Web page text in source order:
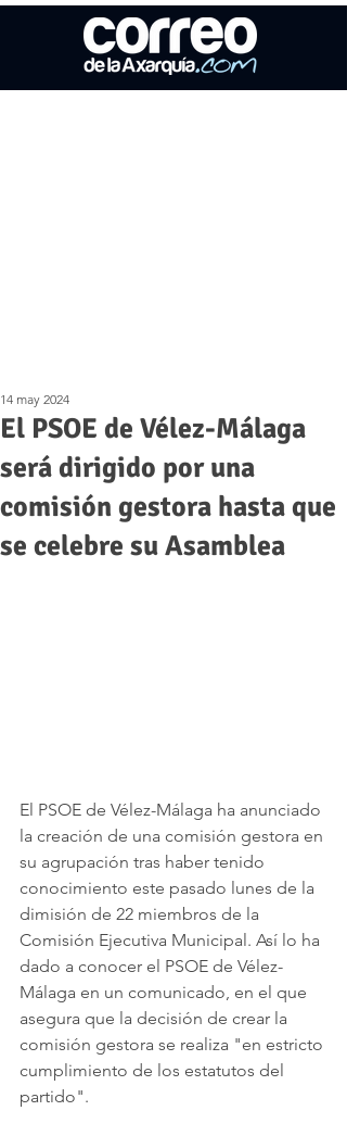
El PSOE de Vélez-Málaga
será dirigido por una
comisión gestora hasta que
se celebre su Asamblea
14 may 2024
El PSOE de Vélez-Málaga ha anunciado
la creación de una comisión gestora en
su agrupación tras haber tenido
conocimiento este pasado lunes de la
dimisión de 22 miembros de la
Comisión Ejecutiva Municipal. Así lo ha
dado a conocer el PSOE de Vélez-
Málaga en un comunicado, en el que
asegura que la decisión de crear la
comisión gestora se realiza "en estricto
cumplimiento de los estatutos del
partido".